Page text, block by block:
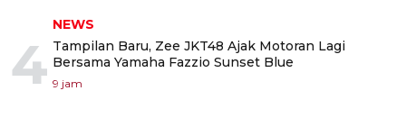
4
NEWS
Tampilan Baru, Zee JKT48 Ajak Motoran Lagi
Bersama Yamaha Fazzio Sunset Blue
9 jam